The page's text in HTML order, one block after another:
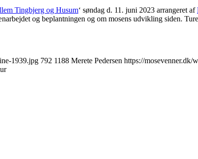
Tingbjerg og Husum‘ søndag d. 11. juni 2023 arrangeret af
og beplantningen og om mosens udvikling siden.
1939.jpg 792 1188 Merete Pedersen https://mosevenner.dk/